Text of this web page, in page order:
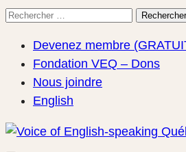
Rechercher
Rechercher
Devenez membre
Fondation VEQ – Dons
Nous joindre
English